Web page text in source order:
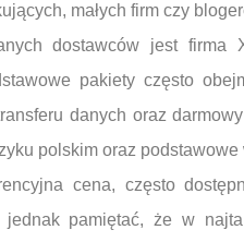
małych firm czy
dostawców jest
pakiety często
danych oraz
polskim oraz
cena, często
jednak pamiętać, że w